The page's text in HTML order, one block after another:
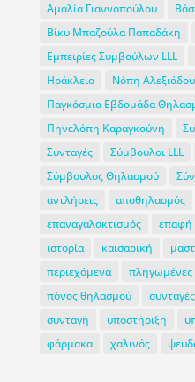
Αμαλία Γιαννοπούλου
Βίκυ Μπαζούλα Παπαδάκη
Εμπειρίες Συμβούλων LLL
Ηράκλειο
Νόπη Αλεξιάδου
Παγκόσμια Εβδομάδα
Πηνελόπη Καραγκούνη
Συνταγές
Σύμβουλοι LLL
Σύμβουλος Θηλασμού
αντλήσεις
αποθηλασμός
επαναγαλακτισμός
επαφή
ιστορία
καισαρική
περιεχόμενα
πληγωμένες
πόνος θηλασμού
συνταγή
υποστήριξη
φάρμακα
χαλινός